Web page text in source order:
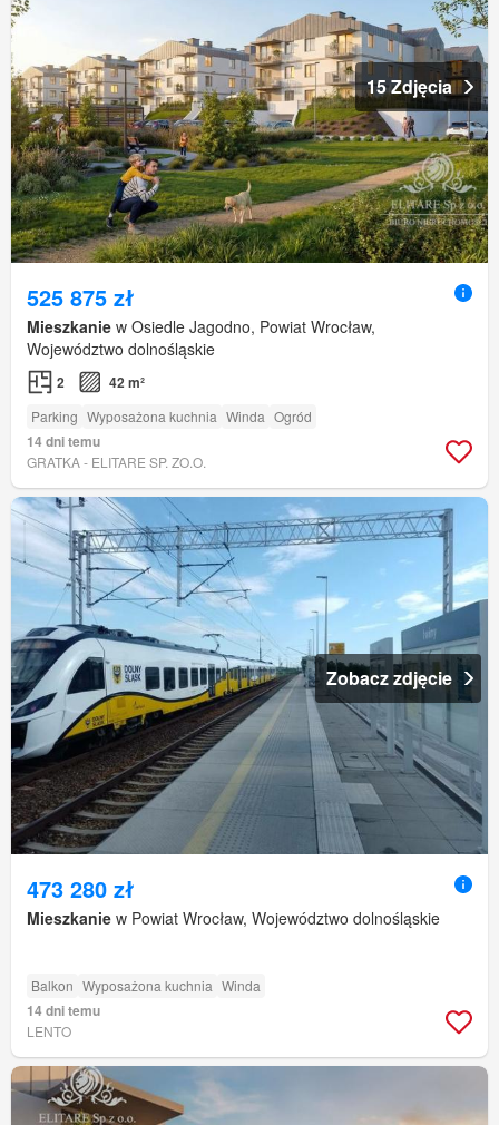
15 Zdjęcia
525 875 zł
Mieszkanie w Osiedle Jagodno, Powiat Wrocław,
Województwo dolnośląskie
2 42 m²
Parking Wyposażona kuchnia Winda Ogród
14 dni temu
GRATKA - ELITARE SP. ZO.O.
Zobacz zdjęcie
473 280 zł
Mieszkanie w Powiat Wrocław, Województwo dolnośląskie
Balkon Wyposażona kuchnia Winda
14 dni temu
LENTO